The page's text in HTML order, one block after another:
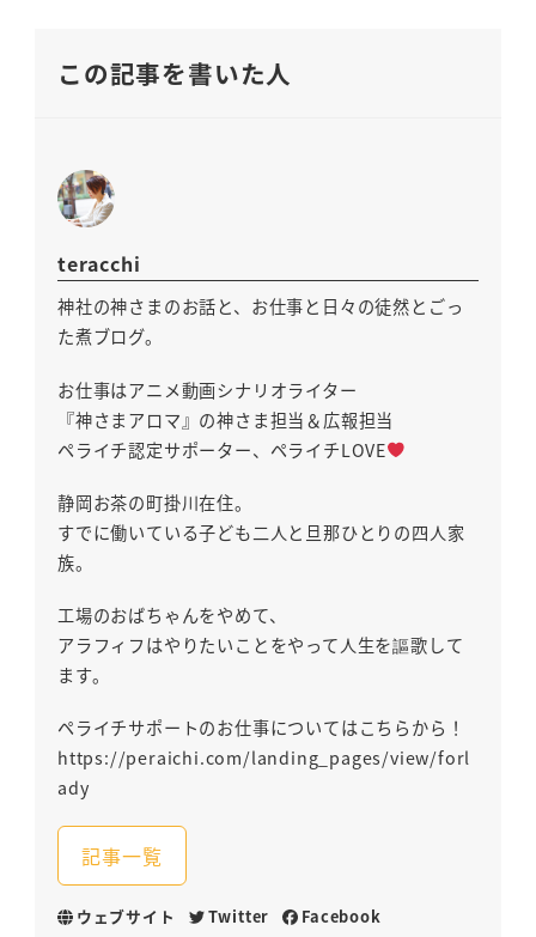
この記事を書いた人
teracchi
神社の神さまのお話と、お仕事と日々の徒然とごっ
た煮ブログ。
お仕事はアニメ動画シナリオライター
『神さまアロマ』の神さま担当＆広報担当
ペライチ認定サポーター、ペライチLOVE
静岡お茶の町掛川在住。
すでに働いている子ども二人と旦那ひとりの四人家
族。
工場のおばちゃんをやめて、
アラフィフはやりたいことをやって人生を謳歌して
ます。
ペライチサポートのお仕事についてはこちらから！
https://peraichi.com/landing_pages/view/forl
ady
記事一覧
ウェブサイト Twitter
Facebook